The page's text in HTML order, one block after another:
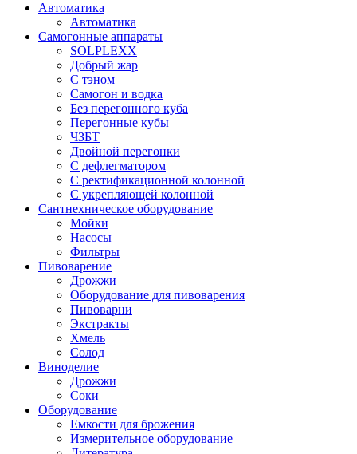
Автоматика
Автоматика
Самогонные аппараты
SOLPLEXX
Добрый жар
С тэном
Самогон и водка
Без перегонного куба
Перегонные кубы
ЧЗБТ
Двойной перегонки
С дефлегматором
С ректификационной колонной
С укрепляющей колонной
Сантнехническое оборудование
Мойки
Насосы
Фильтры
Пивоварение
Дрожжи
Оборудование для пивоварения
Пивоварни
Экстракты
Хмель
Солод
Виноделие
Дрожжи
Соки
Оборудование
Емкости для брожения
Измерительное оборудование